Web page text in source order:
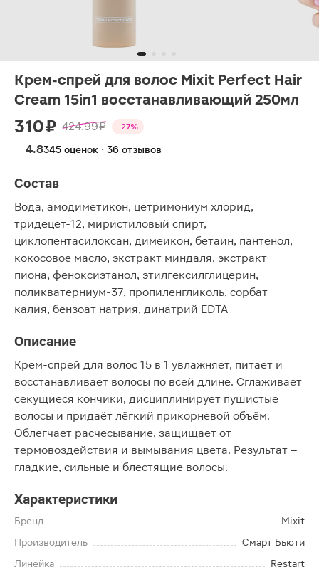
Крем-спрей для волос Mixit Perfect Hair
Cream 15in1 восстанавливающий 250мл
310 ₽ 424.99 ₽ -27%
4.8345 оценок · 36 отзывов
Состав
Вода, амодиметикон, цетримониум хлорид,
тридецет-12, миристиловый спирт,
циклопентасилоксан, димеикон, бетаин, пантенол,
кокосовое масло, экстракт миндаля, экстракт
пиона, феноксиэтанол, этилгексилглицерин,
поликватерниум-37, пропиленгликоль, сорбат
калия, бензоат натрия, динатрий EDTA
Описание
Крем-спрей для волос 15 в 1 увлажняет, питает и
восстанавливает волосы по всей длине. Сглаживает
секущиеся кончики, дисциплинирует пушистые
волосы и придаёт лёгкий прикорневой объём.
Облегчает расчесывание, защищает от
термовоздействия и вымывания цвета. Результат –
гладкие, сильные и блестящие волосы.
Характеристики
Бренд
Mixit
Производитель
Смарт Бьюти
Линейка
Restart